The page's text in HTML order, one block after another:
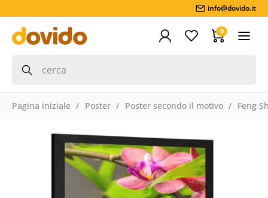
info@dovido.it
0
Pagina iniziale Poster Poster secondo il motivo Feng